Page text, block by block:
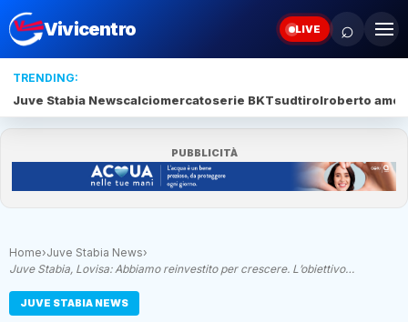
Vivicentro LIVE ⌕
TRENDING:
Juve Stabia Newscalciomercatoserie BKTsudtirolroberto
PUBBLICITÀ
Home›Juve Stabia News›
Juve Stabia, Lovisa: Abbiamo reinvestito per crescere. L’obiettivo…
JUVE STABIA NEWS